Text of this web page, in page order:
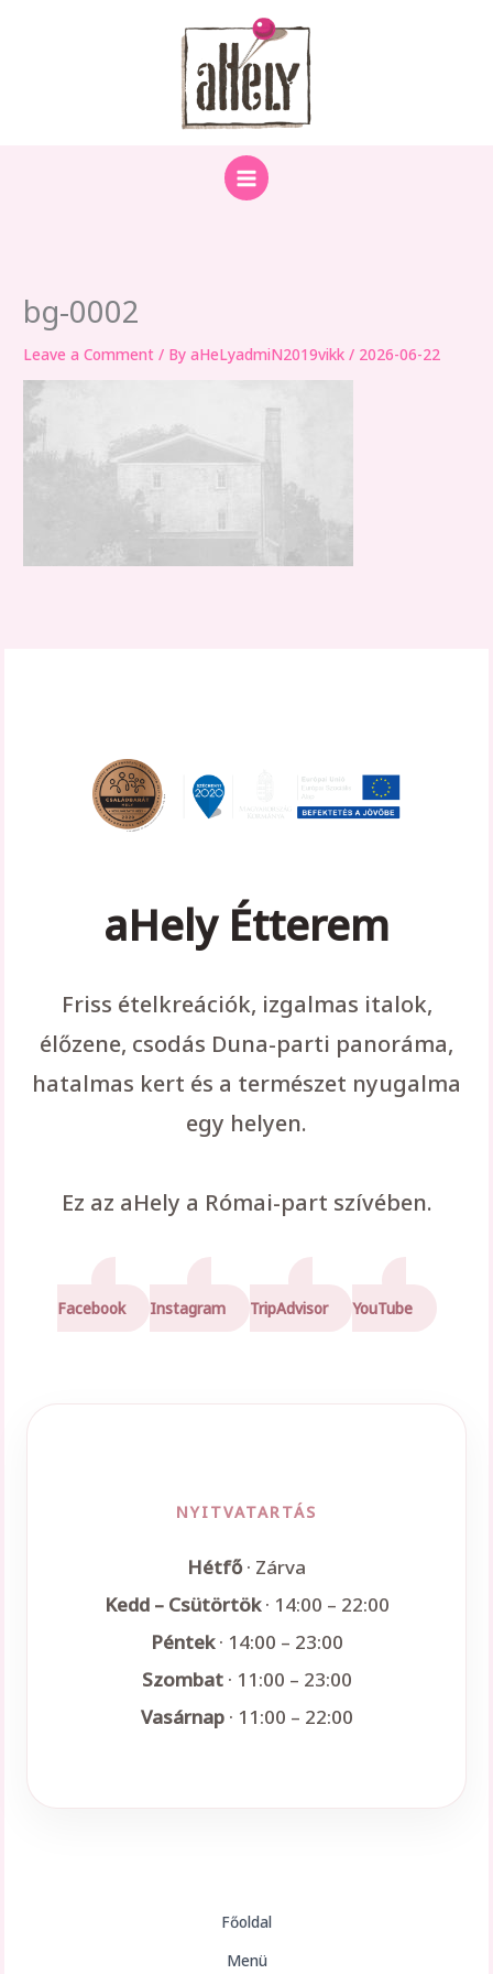
bg-0002
Leave a Comment / ByaHeLyadmiN2019vikk/ 2026-06-22
aHely Étterem
Friss ételkreációk, izgalmas italok,
élőzene, csodás Duna-parti panoráma,
hatalmas kert és a természet nyugalma
egy helyen.
Ez az aHely a Római-part szívében.
Facebook Instagram TripAdvisor YouTube
NYITVATARTÁS
Hétfő· Zárva
Kedd – Csütörtök· 14:00 – 22:00
Péntek· 14:00 – 23:00
Szombat· 11:00 – 23:00
Vasárnap· 11:00 – 22:00
Főoldal
Menü